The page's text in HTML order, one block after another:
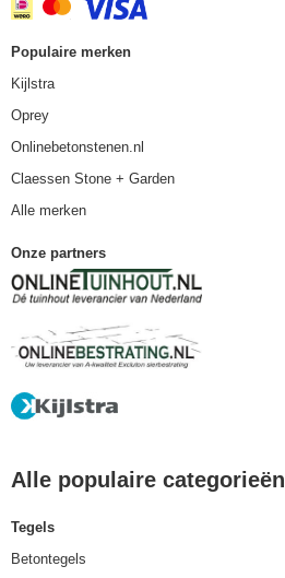
Populaire merken
Kijlstra
Oprey
Onlinebetonstenen.nl
Claessen Stone + Garden
Alle merken
Onze partners
Alle populaire categorieën
Tegels
Betontegels